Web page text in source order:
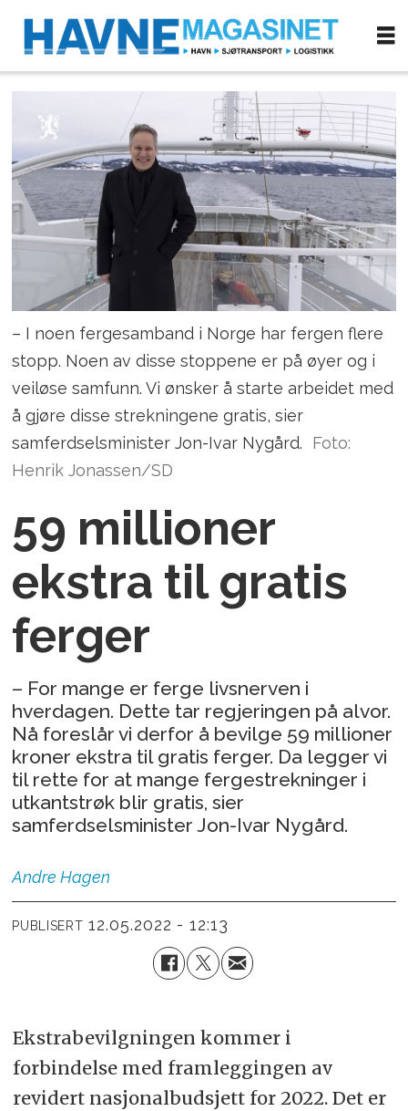
– I noen fergesamband i Norge har fergen flere
stopp. Noen av disse stoppene er på øyer og i
veiløse samfunn. Vi ønsker å starte arbeidet med
å gjøre disse strekningene gratis, sier
samferdselsminister Jon-Ivar Nygård.
Foto:
Henrik Jonassen/SD
59 millioner
ekstra til gratis
ferger
– For mange er ferge livsnerven i
hverdagen. Dette tar regjeringen på alvor.
Nå foreslår vi derfor å bevilge 59 millioner
kroner ekstra til gratis ferger. Da legger vi
til rette for at mange fergestrekninger i
utkantstrøk blir gratis, sier
samferdselsminister Jon-Ivar Nygård.
Andre Hagen
PUBLISERT 12.05.2022 - 12:13
Ekstrabevilgningen kommer i
forbindelse med framleggingen av
revidert nasjonalbudsjett for 2022. Det er